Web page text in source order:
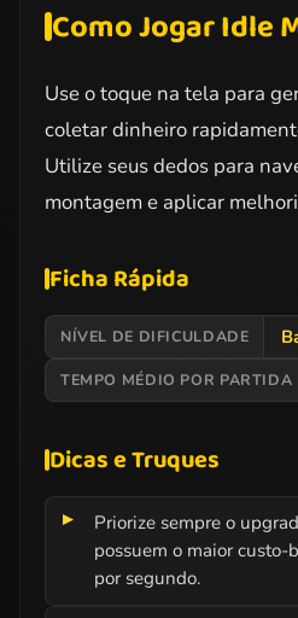
Como Jogar Idle
Use o toque na tela para
coletar dinheiro
Utilize seus dedos para
montagem e aplicar
Ficha Rápida
NÍVEL DE DIFICULDADE
TEMPO MÉDIO POR PARTIDA
Dicas e Truques
Priorize sempre o
possuem o maior custo-
por segundo.